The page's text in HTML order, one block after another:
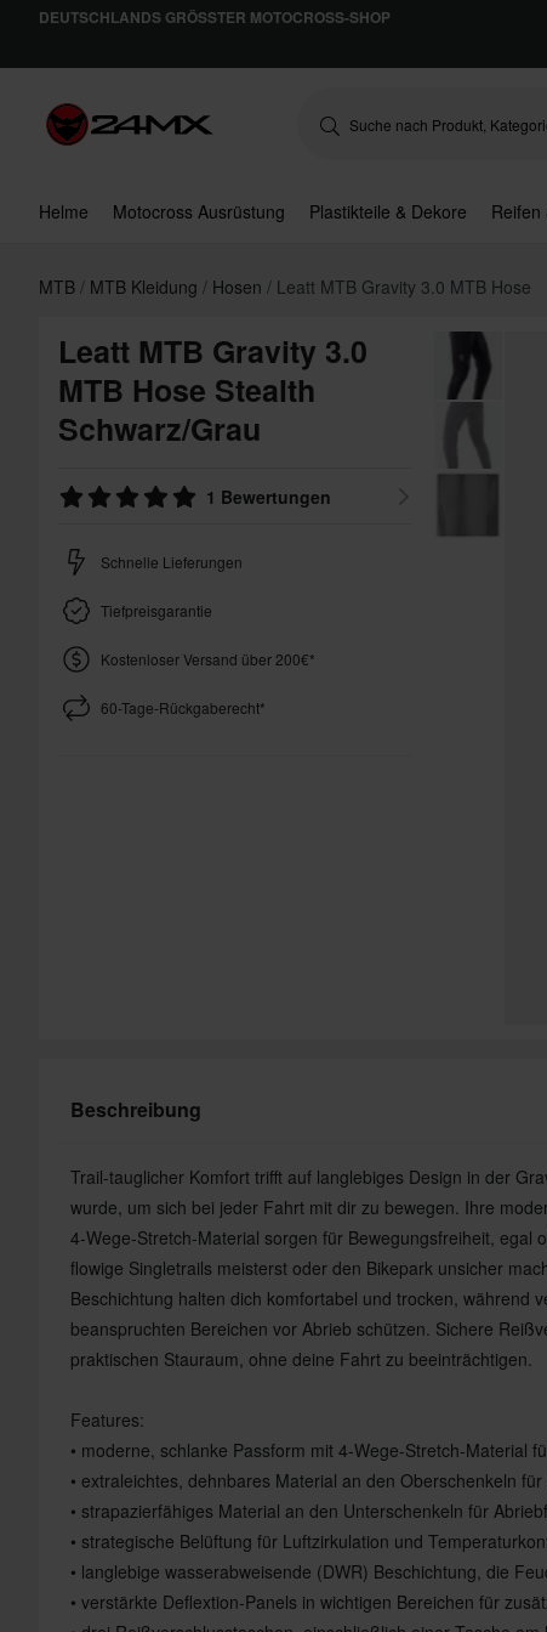
DEUTSCHLANDS GRÖSSTER MOTOCROSS-SHOP
Helme Motocross Ausrüstung Plastikteile & Dekore Reifen
MTB MTB Kleidung Hosen Leatt MTB Gravity 3.0 MTB Hose
Leatt MTB Gravity 3.0
MTB Hose Stealth
Schwarz/Grau
1 Bewertungen
Schnelle Lieferungen
Tiefpreisgarantie
Kostenloser Versand über 200€*
60-Tage-Rückgaberecht*
Beschreibung
Trail-tauglicher Komfort trifft auf langlebiges Design in der
wurde, um sich bei jeder Fahrt mit dir zu bewegen. Ihre
4-Wege-Stretch-Material sorgen für Bewegungsfreiheit, egal
flowige Singletrails meisterst oder den Bikepark unsicher
Beschichtung halten dich komfortabel und trocken, während
beanspruchten Bereichen vor Abrieb schützen. Sichere
praktischen Stauraum, ohne deine Fahrt zu beeinträchtigen.
Features:
• moderne, schlanke Passform mit 4-Wege-Stretch-Material
• extraleichtes, dehnbares Material an den Oberschenkeln
• strapazierfähiges Material an den Unterschenkeln für
• strategische Belüftung für Luftzirkulation und
• langlebige wasserabweisende (DWR) Beschichtung, die
• verstärkte Deflextion-Panels in wichtigen Bereichen für